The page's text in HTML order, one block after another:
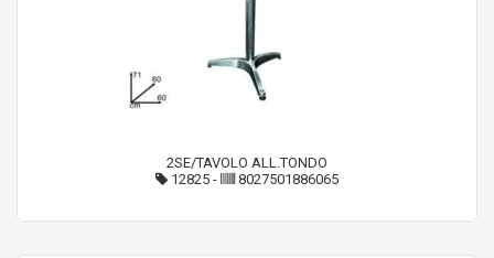
2SE/TAVOLO ALL.TONDO
12825 - 8027501886065